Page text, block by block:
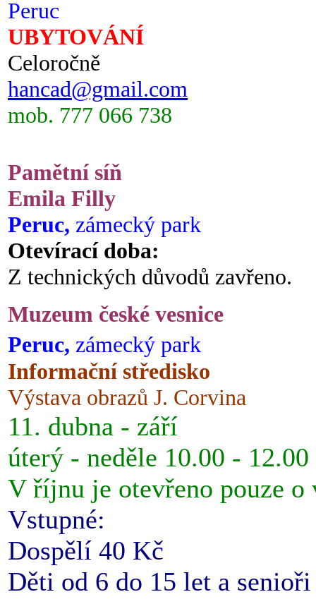
Peruc
UBYTOVÁNÍ
Celoročně
hancad@gmail.com
mob. 777 066 738
Pamětní síň
Emila Filly
Peruc, zámecký park
Otevírací doba:
Z technických důvodů zavřeno.
Muzeum české vesnice
Peruc, zámecký park
Informační středisko
Výstava obrazů J. Corvina
11. dubna - září
úterý - neděle 10.00 -
V říjnu je otevřeno pouze o
Vstupné:
Dospělí 40 Kč
Děti od 6 do 15 let a